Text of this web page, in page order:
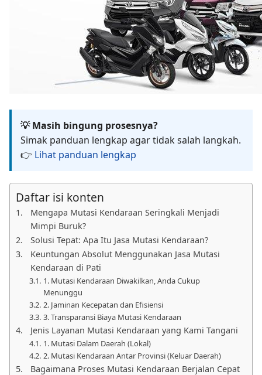
💡 Masih bingung prosesnya?
Simak panduan lengkap agar tidak salah langkah.
👉 Lihat panduan lengkap
Daftar isi konten
Mengapa Mutasi Kendaraan Seringkali Menjadi
Mimpi Buruk?
Solusi Tepat: Apa Itu Jasa Mutasi Kendaraan?
Keuntungan Absolut Menggunakan Jasa Mutasi
Kendaraan di Pati
1. Mutasi Kendaraan Diwakilkan, Anda Cukup
Menunggu
2. Jaminan Kecepatan dan Efisiensi
3. Transparansi Biaya Mutasi Kendaraan
Jenis Layanan Mutasi Kendaraan yang Kami Tangani
1. Mutasi Dalam Daerah (Lokal)
2. Mutasi Kendaraan Antar Provinsi (Keluar Daerah)
Bagaimana Proses Mutasi Kendaraan Berjalan Cepat